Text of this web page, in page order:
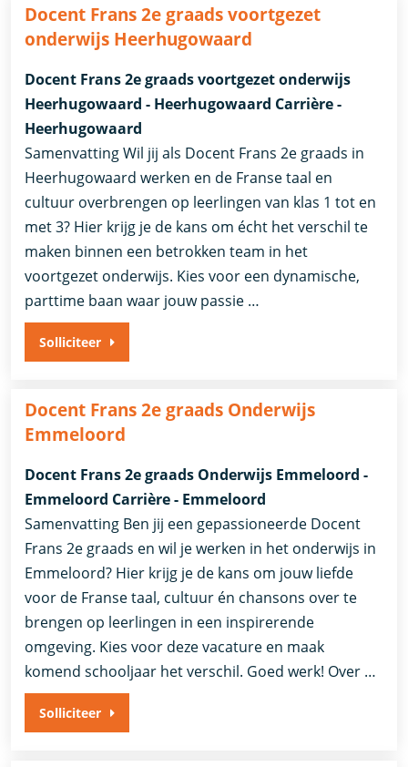
Docent Frans 2e graads voortgezet
onderwijs Heerhugowaard
Docent Frans 2e graads voortgezet onderwijs
Heerhugowaard - Heerhugowaard Carrière -
Heerhugowaard
Samenvatting Wil jij als Docent Frans 2e graads in
Heerhugowaard werken en de Franse taal en
cultuur overbrengen op leerlingen van klas 1 tot en
met 3? Hier krijg je de kans om écht het verschil te
maken binnen een betrokken team in het
voortgezet onderwijs. Kies voor een dynamische,
parttime baan waar jouw passie …
Solliciteer
Docent Frans 2e graads Onderwijs
Emmeloord
Docent Frans 2e graads Onderwijs Emmeloord -
Emmeloord Carrière - Emmeloord
Samenvatting Ben jij een gepassioneerde Docent
Frans 2e graads en wil je werken in het onderwijs in
Emmeloord? Hier krijg je de kans om jouw liefde
voor de Franse taal, cultuur én chansons over te
brengen op leerlingen in een inspirerende
omgeving. Kies voor deze vacature en maak
komend schooljaar het verschil. Goed werk! Over …
Solliciteer